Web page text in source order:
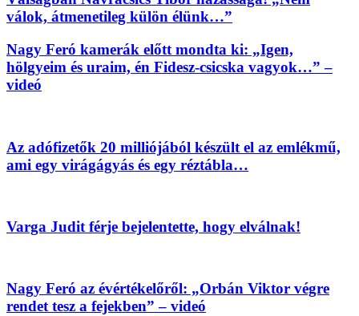
válok, átmenetileg külön élünk…”
Nagy Feró kamerák előtt mondta ki: „Igen,
hölgyeim és uraim, én Fidesz-csicska vagyok…” –
videó
Az adófizetők 20 milliójából készült el az emlékmű,
ami egy virágágyás és egy réztábla…
Varga Judit férje bejelentette, hogy elválnak!
Nagy Feró az évértékelőről: „Orbán Viktor végre
rendet tesz a fejekben” – videó